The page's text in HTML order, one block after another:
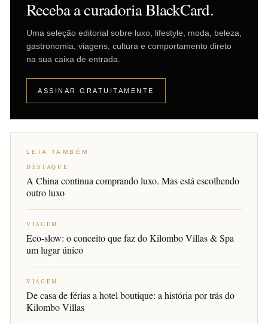
Receba a curadoria BlackCard.
Uma seleção editorial sobre luxo, lifestyle, moda, beleza,
gastronomia, viagens, cultura e comportamento direto
na sua caixa de entrada.
ASSINAR GRATUITAMENTE
LEIA TAMBÉM
DESTAQUE
A China continua comprando luxo. Mas está escolhendo
outro luxo
VIAGEM
Eco-slow: o conceito que faz do Kilombo Villas & Spa
um lugar único
VIAGEM
De casa de férias a hotel boutique: a história por trás do
Kilombo Villas